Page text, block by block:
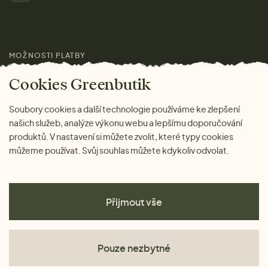
Magazín
MOŽNOSTI PLATBY
Cookies Greenbutik
Soubory cookies a další technologie používáme ke zlepšení
našich služeb, analýze výkonu webu a lepšímu doporučování
produktů. V nastavení si můžete zvolit, které typy cookies
můžeme používat. Svůj souhlas můžete kdykoliv odvolat.
Přijmout vše
Pouze nezbytné